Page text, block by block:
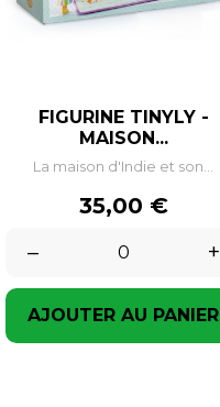
FIGURINE TINYLY -
MAISON...
La maison d'Indie et son...
Prix
35,00 €
–
+
AJOUTER AU PANIER